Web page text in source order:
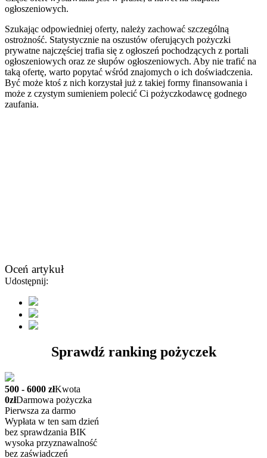
ogłoszeniowych.
Szukając odpowiedniej oferty, należy zachować szczególną
ostrożność. Statystycznie na oszustów oferujących pożyczki
prywatne najczęściej trafia się z ogłoszeń pochodzących z portali
ogłoszeniowych oraz ze słupów ogłoszeniowych. Aby nie trafić na
taką ofertę, warto popytać wśród znajomych o ich doświadczenia.
Być może ktoś z nich korzystał już z takiej formy finansowania i
może z czystym sumieniem polecić Ci pożyczkodawcę godnego
zaufania.
Oceń artykuł
Udostępnij:
Sprawdź ranking pożyczek
500 - 6000 złKwota
0złDarmowa pożyczka
Pierwsza za darmo
Wypłata w ten sam dzień
bez sprawdzania BIK
wysoka przyznawalność
bez zaświadczeń